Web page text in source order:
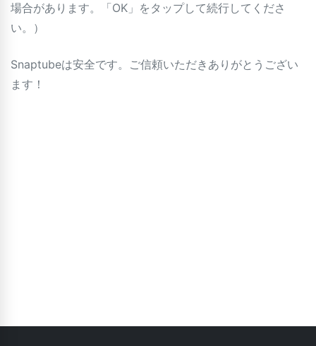
場合があります。「OK」をタップして続行してくださ
い。）
Snaptubeは安全です。ご信頼いただきありがとうござい
ます！